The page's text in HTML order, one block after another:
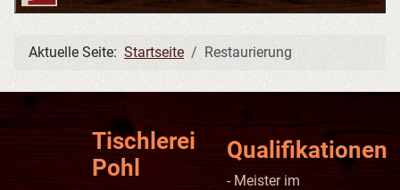
Aktuelle Seite: Startseite Restaurierung
Tischlerei
Pohl
Qualifikationen
- Meister im